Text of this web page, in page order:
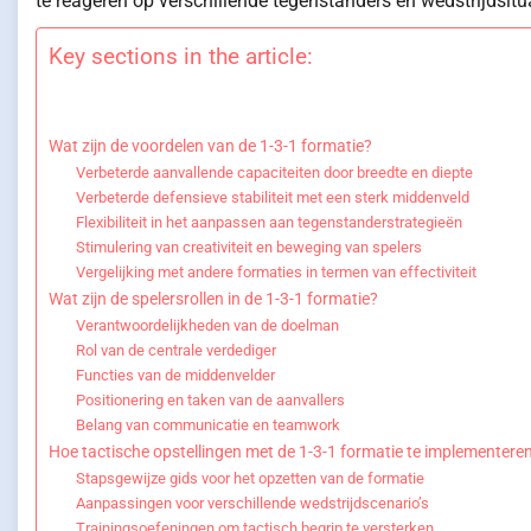
Key sections in the article:
Wat zijn de voordelen van de 1-3-1 formatie?
Verbeterde aanvallende capaciteiten door breedte en diepte
Verbeterde defensieve stabiliteit met een sterk middenveld
Flexibiliteit in het aanpassen aan tegenstanderstrategieën
Stimulering van creativiteit en beweging van spelers
Vergelijking met andere formaties in termen van effectiviteit
Wat zijn de spelersrollen in de 1-3-1 formatie?
Verantwoordelijkheden van de doelman
Rol van de centrale verdediger
Functies van de middenvelder
Positionering en taken van de aanvallers
Belang van communicatie en teamwork
Hoe tactische opstellingen met de 1-3-1 formatie te
Stapsgewijze gids voor het opzetten van de formatie
Aanpassingen voor verschillende wedstrijdscenario’s